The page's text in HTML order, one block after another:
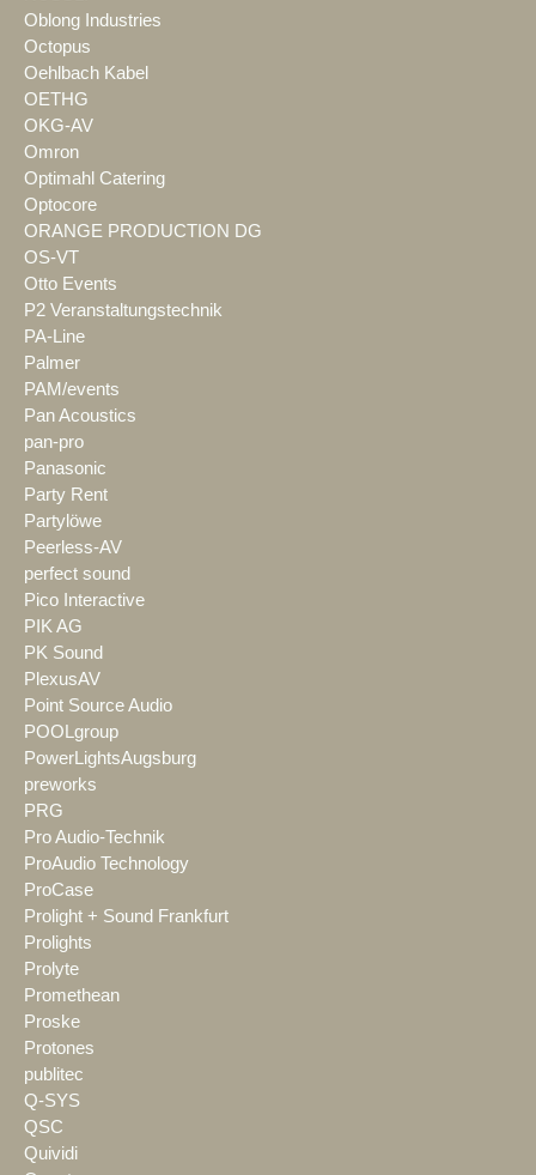
Oblong Industries
Octopus
Oehlbach Kabel
OETHG
OKG-AV
Omron
Optimahl Catering
Optocore
ORANGE PRODUCTION DG
OS-VT
Otto Events
P2 Veranstaltungstechnik
PA-Line
Palmer
PAM/events
Pan Acoustics
pan-pro
Panasonic
Party Rent
Partylöwe
Peerless-AV
perfect sound
Pico Interactive
PIK AG
PK Sound
PlexusAV
Point Source Audio
POOLgroup
PowerLightsAugsburg
preworks
PRG
Pro Audio-Technik
ProAudio Technology
ProCase
Prolight + Sound Frankfurt
Prolights
Prolyte
Promethean
Proske
Protones
publitec
Q-SYS
QSC
Quividi